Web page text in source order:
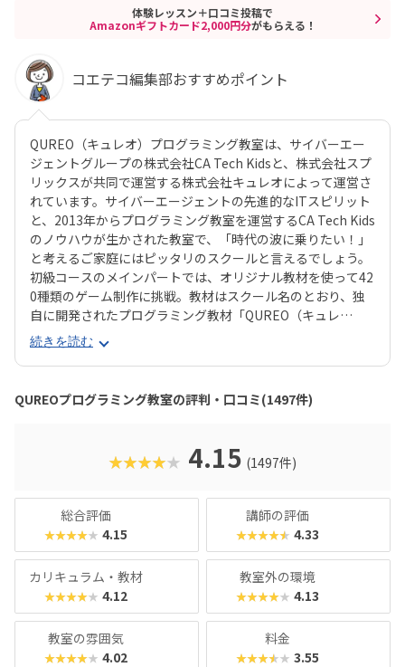
体験レッスン＋口コミ投稿で
Amazonギフトカード2,000円分がもらえる！
コエテコ編集部おすすめポイント
QUREO（キュレオ）プログラミング教室は、サイバーエー
ジェントグループの株式会社CA Tech Kidsと、株式会社スプ
リックスが共同で運営する株式会社キュレオによって運営さ
れています。サイバーエージェントの先進的なITスピリット
と、2013年からプログラミング教室を運営するCA Tech Kids
のノウハウが生かされた教室で、「時代の波に乗りたい！」
と考えるご家庭にはピッタリのスクールと言えるでしょう。
初級コースのメインパートでは、オリジナル教材を使って42
0種類のゲーム制作に挑戦。教材はスクール名のとおり、独
自に開発されたプログラミング教材「QUREO（キュレ
オ）」です。スマホゲームのような感覚でサクサク進められ
るのに、本格的な内容が学べるのが魅力。子どもにとっても
「やらされている感」がないので、楽しくゲームをクリアし
ていくようなペースでどんどん学習を進めていけます。教材
のデザイン性も高く、実際にスマホゲーム開発で使用されて
クに慣れている今の子どもでも、「安っぽい」「子どもっぽ
い」と思わず勉強に取り組めるでしょう。学習結果は通信簿
続きを読む
QUREOプログラミング教室の評判・口コミ(1497件)
★★★★★ 4.15 (1497件)
総合評価
★★★★★ 4.15
講師の評価
★★★★★ 4.33
カリキュラム・教材
★★★★★ 4.12
教室外の環境
★★★★★ 4.13
教室の雰囲気
★★★★★ 4.02
料金
★★★★★ 3.55